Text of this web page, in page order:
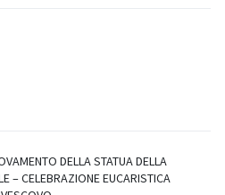
DELLA STATUA DELLA
– CELEBRAZIONE EUCARISTICA